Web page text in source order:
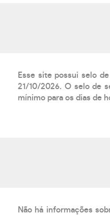
Esse site possui selo
21/10/2026. O selo de
mínimo para os dias de
Não há informações